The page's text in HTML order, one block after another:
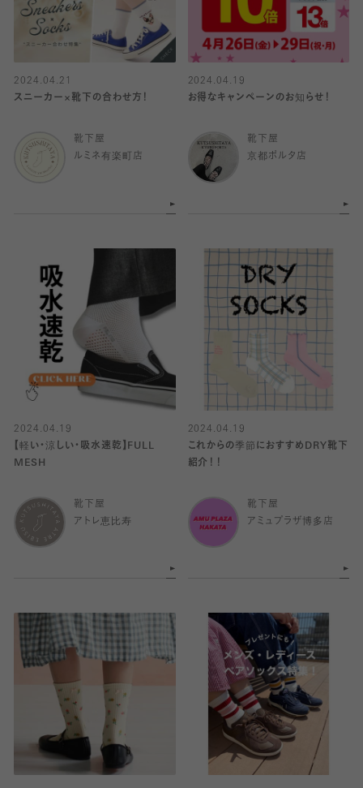
2024.04.21
スニーカー×靴下の合わせ方！
靴下屋
ルミネ有楽町店
2024.04.19
お得なキャンペーンのお知らせ！
靴下屋
京都ポルタ店
2024.04.19
【軽い・涼しい・吸水速乾】FULL
MESH
靴下屋
アトレ恵比寿
2024.04.19
これからの季節におすすめDRY靴下
紹介！！
靴下屋
アミュプラザ博多店